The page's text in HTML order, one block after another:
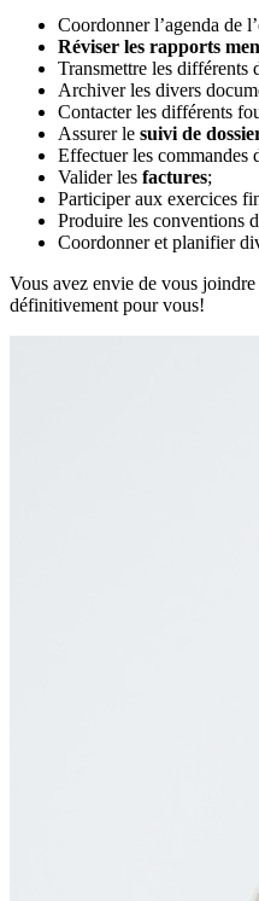
Coordonner l’agenda de
Réviser les rapports
Transmettre les différents
Archiver les divers
Contacter les différents
Assurer le suivi de
Effectuer les commandes
Valider les factures;
Participer aux exercices
Produire les conventions
Coordonner et planifier
Vous avez envie de vous joindre
définitivement pour vous!